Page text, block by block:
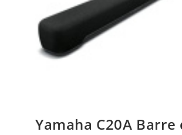
Yamaha C20A